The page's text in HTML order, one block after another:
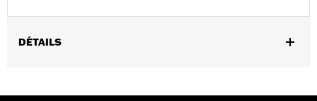
DÉTAILS
GARANTIE:Garantie limitée de 90 jours - Rendez-vous sur